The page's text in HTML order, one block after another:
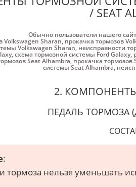
/ SEAT
Обычно пользователи нашего
Volkswagen Sharan, прокачка тормозов
Volkswagen Sharan, неисправности
,схема тормозной системы Ford Galaxy,
Seat Alhambra, прокачка тормозов
системы Seat Alhambra,
2.
ПЕДАЛЬ ТОРМОЗА
:
тормоза нельзя уменьшать